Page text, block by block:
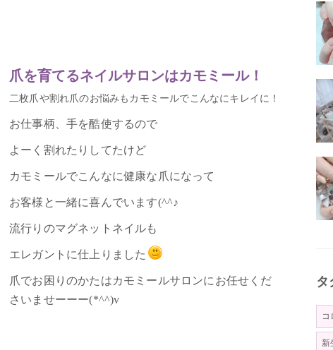
爪を育てるネイルサロンはカモミール！
二枚爪や割れ爪のお悩みもカモミールでこんなにキレイに！
お仕事柄、手を酷使するので
よーく割れたりしてたけど
カモミールでこんなに健康な爪になって
お客様と一緒に喜んでいます(^^♪
流行りのマグネットネイルも
エレガントに仕上りました
爪でお困りのかたはカモミールサロンにお任せくだ
さいませーーー(*^^)v
タ
コ
新